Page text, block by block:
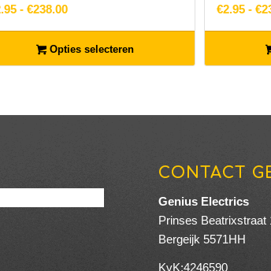
- €238.00Prijsklasse:
tot
€238.00
Opties selecteren
€2.95 - €
CONTACT
Genius Electrics
Prinses Beatrixstraat
Bergeijk 5571HH
KvK:4246590